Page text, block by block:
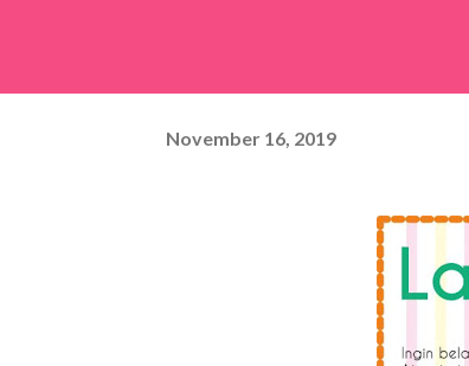
November 16, 2019